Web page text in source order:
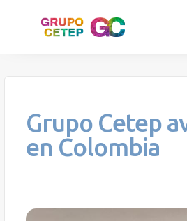
Grupo Cetep
en Colombia